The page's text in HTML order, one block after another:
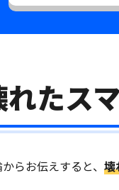
たス
らお伝えすると、 壊